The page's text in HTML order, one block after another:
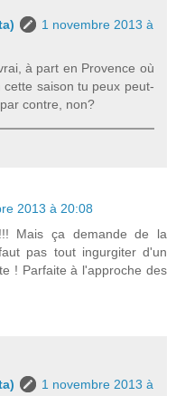
1 novembre 2013 à
à part en Provence où
saison tu peux peut-
contre, non?
2013 à 20:08
Mais ça demande de la
pas tout ingurgiter d'un
! Parfaite à l'approche des
1 novembre 2013 à